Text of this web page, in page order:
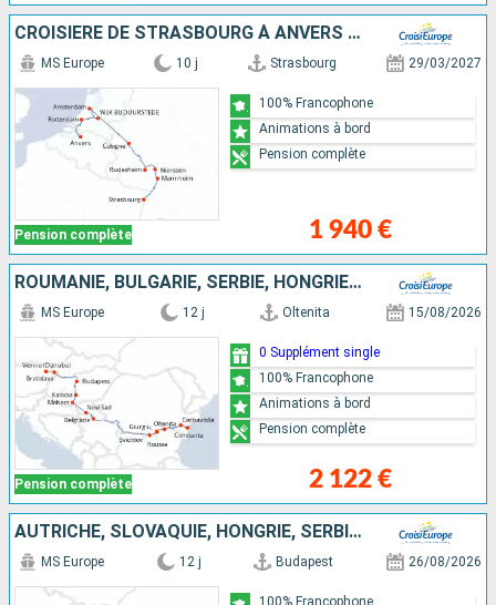
CROISIÈRE DE STRASBOURG À ANVERS : LE RHIN ROMANTIQUE ET LA HOLLANDE
Pension complète
MS Europe 10 j Strasbourg 29/03/2027
1 940 €
100% Francophone
Animations à bord
Pension complète
ROUMANIE, BULGARIE, SERBIE, HONGRIE, SLOVAQUIE, AUTRICHE
Pension complète
MS Europe 12 j Oltenita 15/08/2026
2 122 €
0 Supplément single
100% Francophone
Animations à bord
Pension complète
AUTRICHE, SLOVAQUIE, HONGRIE, SERBIE, BULGARIE, ROUMANIE
MS Europe 12 j Budapest 26/08/2026
100% Francophone